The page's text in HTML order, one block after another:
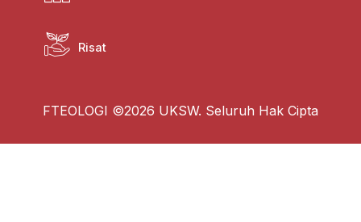
Risat
FTEOLOGI ©2026 UKSW. Seluruh Hak Cipta